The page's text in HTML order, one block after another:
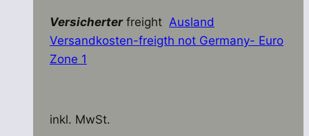
Versicherterfreight Ausland
Versandkosten-freigth not Germany- Euro
Zone 1
inkl. MwSt.